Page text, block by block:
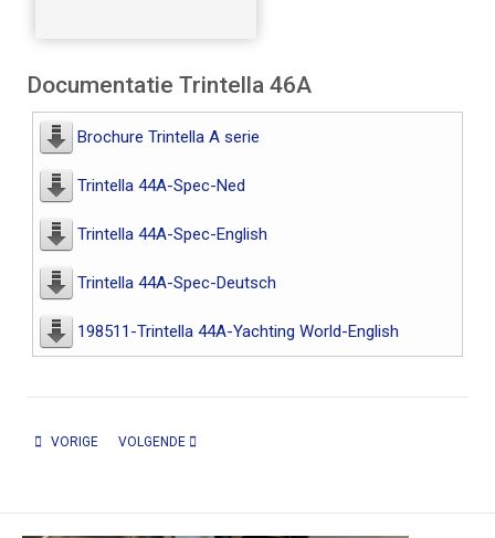
Documentatie Trintella 46A
Brochure Trintella A serie
Trintella 44A-Spec-Ned
Trintella 44A-Spec-English
Trintella 44A-Spec-Deutsch
198511-Trintella 44A-Yachting World-English
VORIG ARTIKEL: TRINTELLA 40A
VORIGE VOLGENDE ARTIKEL: TRINTELLA 49A / 51A
VOLGENDE